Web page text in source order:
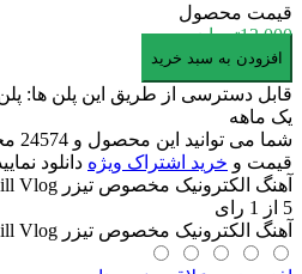
قیمت محصول
13,000تومان
آهنگ
الکترونیک
مخصوص
تیزر
Chill
Vlog
عدد
افزودن به سبد خرید
قابل دسترسی از طریق این پلن ها:
یک ماهه
قیمت و خرید اشتراک ویژه دانلود
آهنگ الکترونیک مخصوص تیزر Chill Vlog
5 از 1 رای
آهنگ الکترونیک مخصوص تیزر Chill Vlog